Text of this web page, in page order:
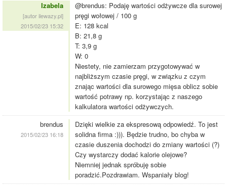
Izabela
[autor ilewazy.pl]
2015/02/23 15:32
@brendus: Podaję wartości odżywcze dla surowej
pręgi wołowej / 100 g
E: 128 kcal
B: 21,8 g
T: 3,9 g
W: 0
Niestety, nie zamierzam przygotowywać w
najbliższym czasie pręgi, w związku z czym
znając wartości dla surowego mięsa oblicz sobie
wartość potrawy np. korzystając z naszego
kalkulatora wartości odżywczych.
brendus
2015/02/23 16:18
Dzięki wielkie za ekspresową odpowiedź. To jest
solidna firma :))). Będzie trudno, bo chyba w
czasie duszenia dochodzi do zmiany wartości (?)
Czy wystarczy dodać kalorie olejowe?
Niemniej jednak spróbuję sobie
poradzić.Pozdrawiam. Wspaniały blog!